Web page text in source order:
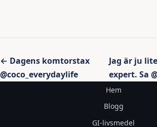
Inläggsnavigering
← Dagens komtorstax
@coco_everydaylife
Jag är ju
expert. Sa
Hem
Blogg
GI-livsmedel